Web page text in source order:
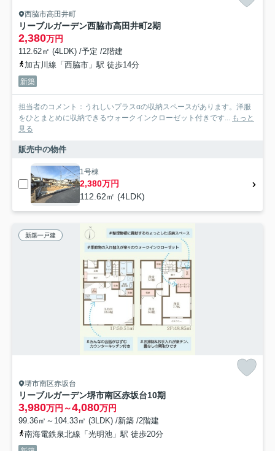
西脇市高田井町
リーブルガーデン西脇市高田井町2期
2,380万円
112.62㎡ (4LDK) /予定 /2階建
加古川線「西脇市」駅 徒歩14分
新築
担当者のコメント：うれしいプラスαの収納スペースがあります。洋服
をひとまとめに収納できるウォークインクローゼット付きです...
もっと
見る
販売中の物件
1号棟
2,380万円
112.62㎡ (4LDK)
新築一戸建
堺市南区赤坂台
リーブルガーデン堺市南区赤坂台10期
3,980万円～4,080万円
99.36㎡～104.33㎡ (3LDK) /新築 /2階建
南海電鉄泉北線「光明池」駅 徒歩20分